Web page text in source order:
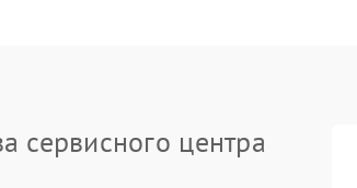
сервисного центра